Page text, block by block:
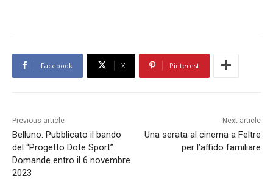
Facebook X Pinterest
Previous article
Belluno. Pubblicato il bando
del “Progetto Dote Sport”.
Domande entro il 6 novembre
2023
Next article
Una serata al cinema a Feltre
per l’affido familiare